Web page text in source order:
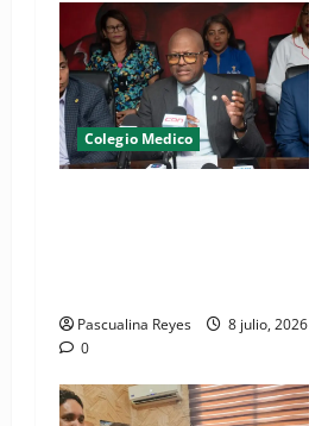
Colegio Medico
Pascualina Reyes
8 julio, 2026
0